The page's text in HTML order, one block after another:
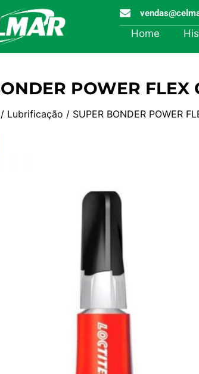
Home
POWER FLEX
/ Lubrificação / SUPER BONDER POWER